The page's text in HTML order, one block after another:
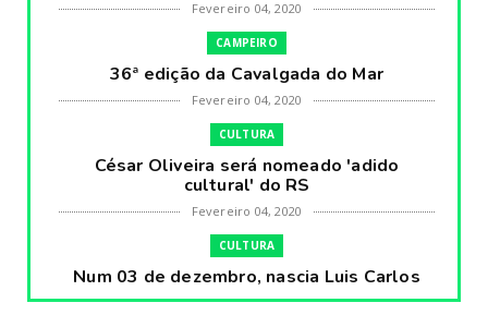
Fevereiro 04, 2020
CAMPEIRO
36ª edição da Cavalgada do Mar
Fevereiro 04, 2020
CULTURA
César Oliveira será nomeado 'adido
cultural' do RS
Fevereiro 04, 2020
CULTURA
Num 03 de dezembro, nascia Luis Carlos
Prestes, o Cavaleiro ...